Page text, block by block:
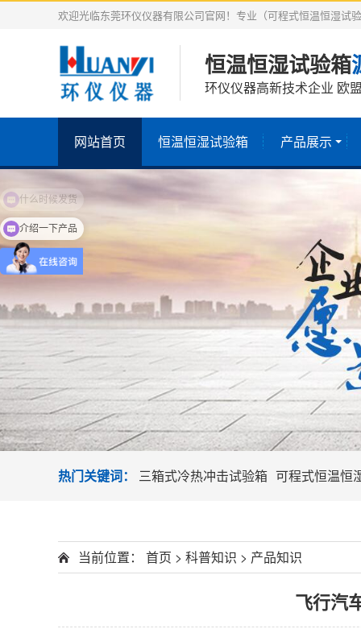
欢迎光临东莞环仪仪器有限公司官网！专业（可程式恒温恒湿试
恒温恒湿试验箱
环仪仪器高新技术企业 欧
网站首页 恒温恒湿试验箱 产品展示
热门关键词： 三箱式冷热冲击试验箱 可程式恒温恒
当前位置： 首页 > 科普知识 > 产品知识
飞行汽
介绍一下产品